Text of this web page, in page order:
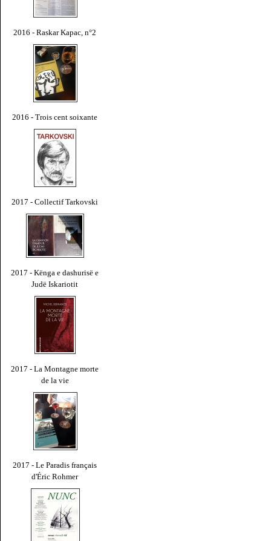
2016 - Raskar Kapac, n°2
2016 - Trois cent soixante
2017 - Collectif Tarkovski
2017 - Kënga e dashurisë e
Judë Iskariotit
2017 - La Montagne morte
de la vie
2017 - Le Paradis français
d'Éric Rohmer